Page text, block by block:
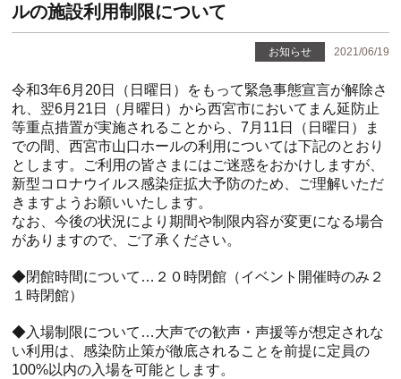
ルの施設利用制限について
お知らせ 2021/06/19
令和3年6月20日（日曜日）をもって緊急事態宣言が解除さ
れ、翌6月21日（月曜日）から西宮市においてまん延防止
等重点措置が実施されることから、7月11日（日曜日）ま
での間、西宮市山口ホールの利用については下記のとおり
とします。ご利用の皆さまにはご迷惑をおかけしますが、
新型コロナウイルス感染症拡大予防のため、ご理解いただ
きますようお願いいたします。
なお、今後の状況により期間や制限内容が変更になる場合
がありますので、ご了承ください。
◆閉館時間について…２０時閉館（イベント開催時のみ２
１時閉館）
◆入場制限について…大声での歓声・声援等が想定されな
い利用は、感染防止策が徹底されることを前提に定員の
100%以内の入場を可能とします。